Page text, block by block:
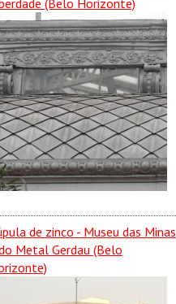
de zinco - Museu das Minas
Metal Gerdau (Belo